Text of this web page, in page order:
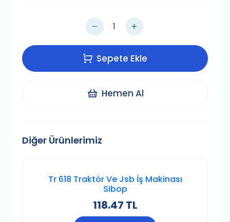
Sepete Ekle
Hemen Al
Diğer Ürünlerimiz
Tr 618 Traktör Ve Jsb İş Makinası
Sibop
118.47 TL